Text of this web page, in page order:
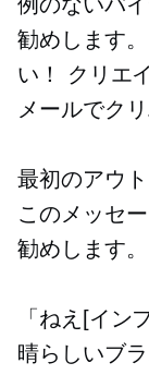
勧めします
い！ クリエ
メールでク
最初のアウ
このメッセ
勧めします。
「ねえ[イン
晴らしいブ